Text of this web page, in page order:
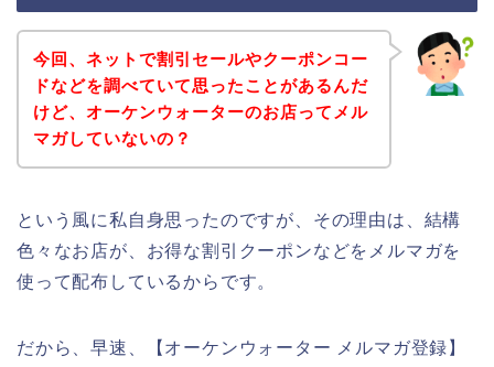
今回、ネットで割引セールやクーポンコー
ドなどを調べていて思ったことがあるんだ
けど、オーケンウォーターのお店ってメル
マガしていないの？
という風に私自身思ったのですが、その理由は、結構
色々なお店が、お得な割引クーポンなどをメルマガを
使って配布しているからです。
だから、早速、【オーケンウォーター メルマガ登録】